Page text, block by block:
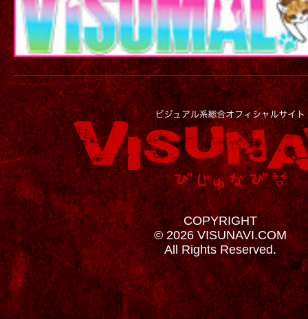
COPYRIGHT
© 2026 VISUNAVI.COM
All Rights Reserved.